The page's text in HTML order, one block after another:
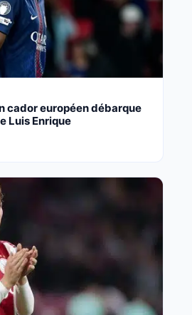
cador européen débarque
Luis Enrique